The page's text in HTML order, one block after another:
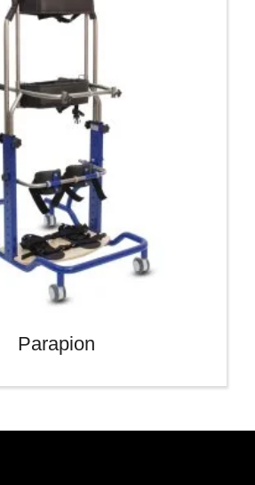
Parapion